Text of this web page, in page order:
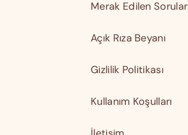
Merak Edilen Sorular
Açık Rıza Beyanı
Gizlilik Politikası
Kullanım Koşulları